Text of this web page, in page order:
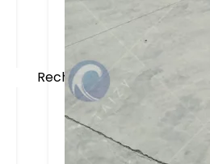
Rechercher